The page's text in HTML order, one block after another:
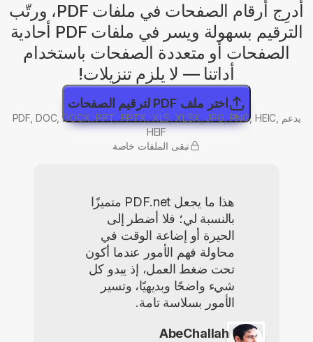
أدرِج أرقام الصفحات في ملفات PDF، ورتّب
الترقيم بسهولة ويسر في ملفات PDF أحادية
الصفحات أو متعددة الصفحات باستخدام
أداتنا — لا يلزم تنزيلات!
اختر ملف PDF لترقيم الصفحات
يدعم PDF, DOC, DOCX, PPT, PPTX, XLS, XLSX, JPG, PNG, HEIC,
HEIF
تبقى الملفات خاصة
هذا ما يجعل PDF.net متميزًا
بالنسبة لي؛ فلا أضطر إلى
الحيرة أو إضاعة الوقت في
محاولة فهم الأمور عندما أكون
تحت ضغط العمل، إذ يبدو كل
شيء واضحًا وبديهيًا، وتسير
الأمور بسلاسة تامة.
AbeChallah